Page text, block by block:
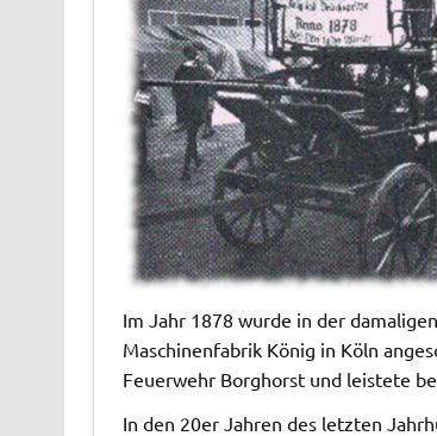
Im Jahr 1878 wurde in der
Maschinenfabrik König in Köln
Feuerwehr Borghorst und leistete
In den 20er Jahren des letzten